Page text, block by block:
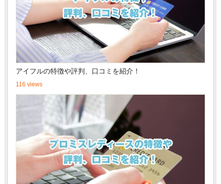
アイフルの特徴や評判、口コミを紹介！
116 views